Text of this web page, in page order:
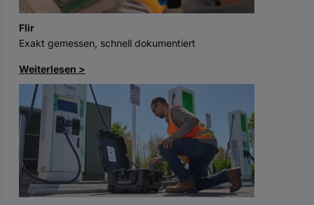
Flir
Exakt gemessen, schnell dokumentiert
Weiterlesen >